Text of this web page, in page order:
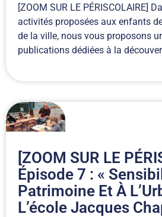
[ZOOM SUR LE PÉRISCOLAIRE]
activités proposées aux enfants
de la ville, nous vous proposons
publications dédiées à la
[ZOOM SUR LE PÉRISCOLAIRE]
Épisode 7 : «
Patrimoine Et À
L’école Jacques